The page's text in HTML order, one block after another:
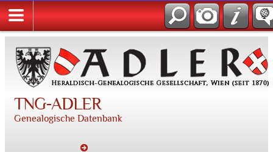
TNG-ADLER
Genealogische Datenbank